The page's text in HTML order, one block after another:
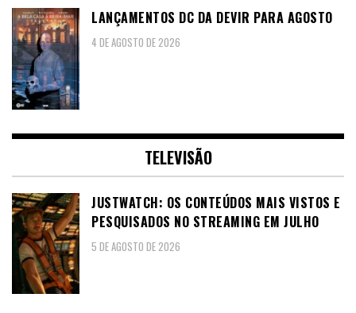
LANÇAMENTOS DC DA DEVIR PARA AGOSTO
4 DE AGOSTO DE 2026
TELEVISÃO
JUSTWATCH: OS CONTEÚDOS MAIS VISTOS E
PESQUISADOS NO STREAMING EM JULHO
5 DE AGOSTO DE 2026